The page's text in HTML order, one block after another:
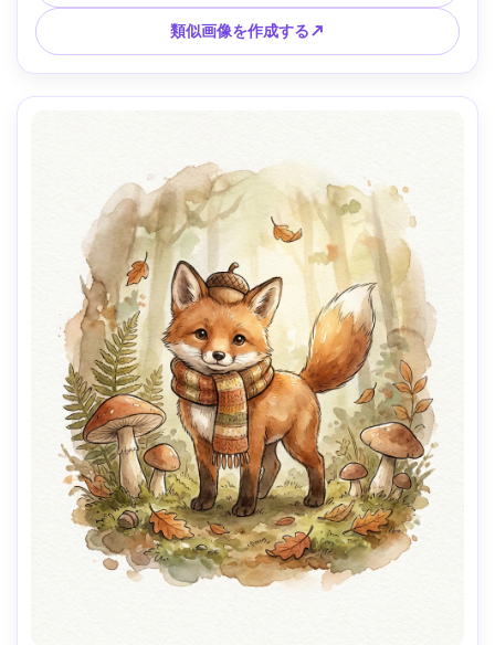
いストーリーブックスタイル、すっきりとした構図、非常に
詳細でありながら柔らかいエッジ、85mm レンズ、浅い被写
界深度、柔らかい映画のような照明 --ar 4:5
類似画像を作成する↗